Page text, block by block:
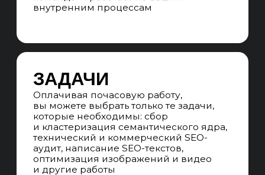
Согласовываем приоритеты задач,
помогаем выделить те области, где
результативность. Формируем
стратегию работы, выбираем
инструменты и методы, которые
наиболее подходят для продвижения
в вашей нише
ВЫПОЛНЕНИЕ ЗАДАЧ
Реализуем поставленные задачи
согласно утвержденному плану
и выделенным часам на работу.
В процессе работы поддерживаем